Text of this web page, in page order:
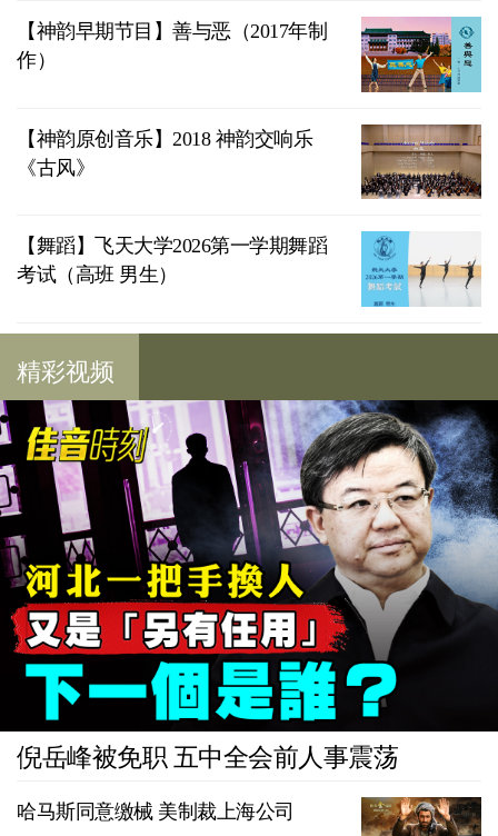
【神韵早期节目】善与恶（2017年制
作）
【神韵原创音乐】2018 神韵交响乐
《古风》
【舞蹈】飞天大学2026第一学期舞蹈
考试（高班 男生）
精彩视频
倪岳峰被免职 五中全会前人事震荡
哈马斯同意缴械 美制裁上海公司